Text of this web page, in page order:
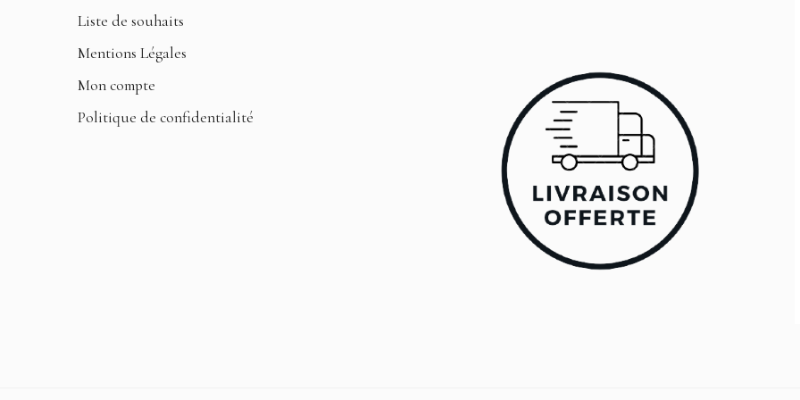
Liste de souhaits
Mentions Légales
Mon compte
Politique de confidentialité